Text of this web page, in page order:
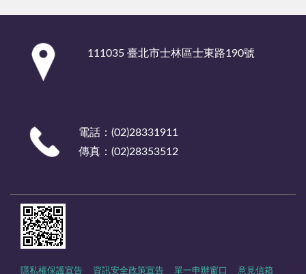
111035 臺北市士林區士東路190號
電話：(02)28331911
傳真：(02)28353512
隱私權保護宣告 資訊安全政策宣告 單一申辦窗口 意見信箱